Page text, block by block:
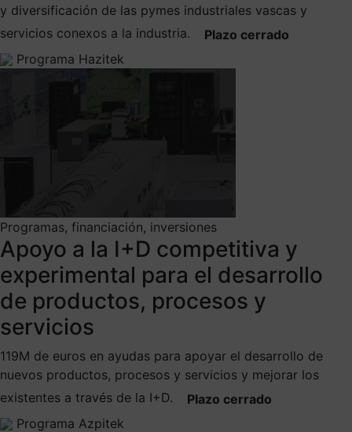
y diversificación de las pymes industriales vascas y
servicios conexos a la industria.
Plazo cerrado
Programa Hazitek
Programas, financiación, inversiones
Apoyo a la I+D competitiva y
experimental para el desarrollo
de productos, procesos y
servicios
119M de euros en ayudas para apoyar el desarrollo de
nuevos productos, procesos y servicios y mejorar los
existentes a través de la I+D.
Plazo cerrado
Programa Azpitek